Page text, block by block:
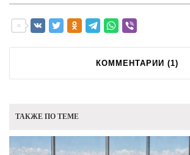
КОММЕНТАРИИ (1)
ТАКЖЕ ПО ТЕМЕ